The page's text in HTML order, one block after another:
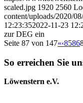
scaled.jpg 1920 2560
content/uploads/2020/
12:23:352022-11-23
zur DEG ein
Seite 87 von 147«‹8586
So erreichen Sie
Löwenstern e.V.